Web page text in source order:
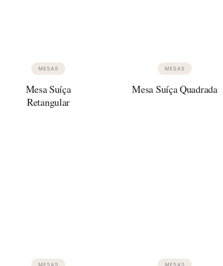
MESAS
Mesa Suíça
Retangular
MESAS
Mesa Suíça Quadrada
MESAS MESAS